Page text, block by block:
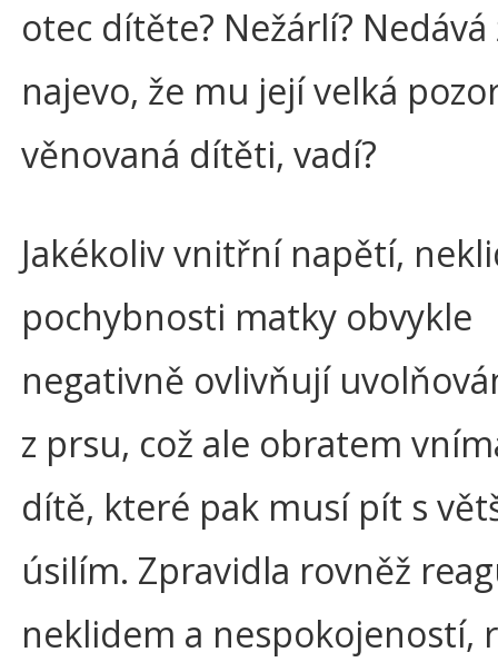
otec dítěte? Nežárlí? Nedává
najevo, že mu její velká
věnovaná dítěti, vadí?
Jakékoliv vnitřní napětí,
pochybnosti matky obvykle
negativně ovlivňují
z prsu, což ale obratem
dítě, které pak musí pít s
úsilím. Zpravidla rovněž
neklidem a nespokojeností,